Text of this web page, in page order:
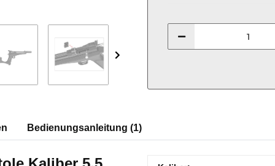
Bedienungsanleitung (1)